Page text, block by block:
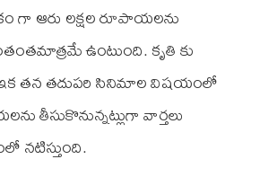
ఆరు లక్షల రూపాయలను
ఉంటుంది. కృతి కు
ఇక తన తదుపరి సినిమాల విషయంలో
తీసుకొనున్నట్లుగా వార్తలు
నటిస్తుంది.